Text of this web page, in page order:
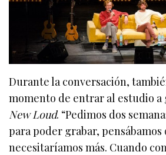
Durante la conversación,
momento de entrar al estudio a
New Loud. “Pedimos dos
para poder grabar, pensábamos
necesitaríamos más. Cuando